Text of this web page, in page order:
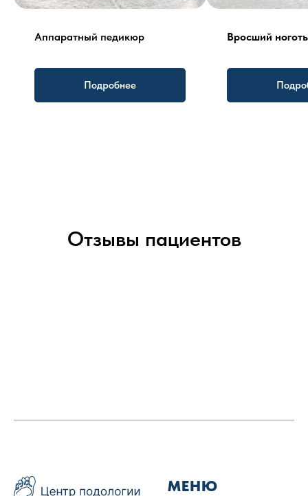
Аппаратный педикюр
Подробнее
Вросший ноготь
Отзывы пациентов
МЕНЮ